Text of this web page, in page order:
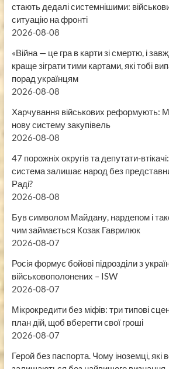
стають дедалі системнішими:
ситуацію на фронті
2026-08-08
«Війна — це гра в карти зі смертю, і
краще зіграти тими картами, які тобі
порад українцям
2026-08-08
Харчування військових реформують:
нову систему закупівель
2026-08-08
47 порожніх округів та депутати-
система залишає народ без
Раді?
2026-08-08
Був символом Майдану, нардепом і
чим займається Козак Гаврилюк
2026-08-07
Росія формує бойові підрозділи з
військовополонених – ISW
2026-08-07
Мікрокредити без міфів: три типові
план дій, щоб вберегти свої гроші
2026-08-07
Герой без паспорта. Чому іноземці, які